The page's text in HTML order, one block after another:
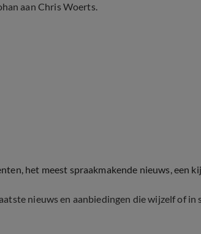
aan Chris Woerts.
het meest spraakmakende nieuws, een
nieuws en aanbiedingen die wijzelf of